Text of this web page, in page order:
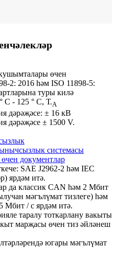
өчен
2: 2016 һәм ISO 11898-5:
туры килә
C - 125 ° C, Т.A
дәрәҗәсе: ± 16 кВ
дәрәҗәсе ± 1500 V.
системасы
документлар
SAE J2962-2 һәм IEC
ярдәм итә.
да классик CAN һәм 2 Мбит
мәгълүмат тизлеге) һәм
Мбит / с ярдәм итә.
таралу тоткарлану вакыты
марҗасы өчен тиз әйләнеш
югары мәгълүмат